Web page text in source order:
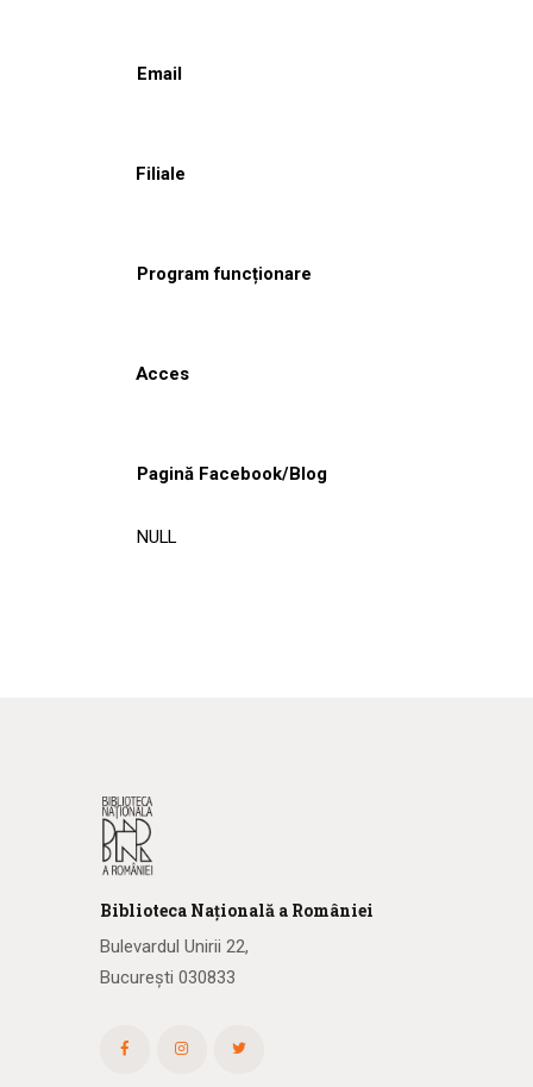
Email
Filiale
Program funcționare
Acces
Pagină Facebook/Blog
NULL
Biblioteca Națională a României
Bulevardul Unirii 22,
București 030833